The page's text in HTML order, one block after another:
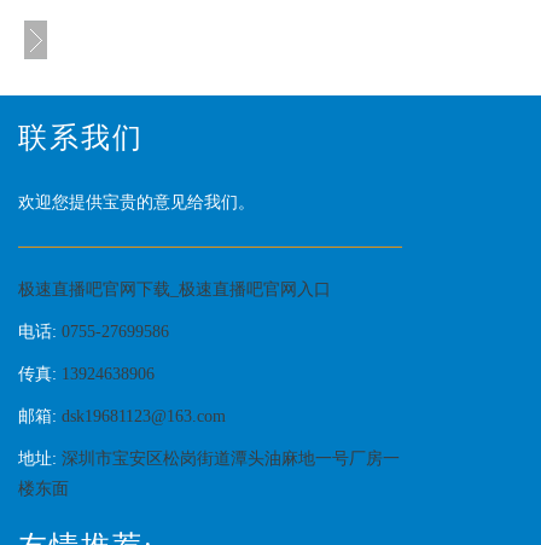
联系我们
欢迎您提供宝贵的意见给我们。
极速直播吧官网下载_极速直播吧官网入口
电话: 0755-27699586
传真: 13924638906
邮箱: dsk19681123@163.com
地址: 深圳市宝安区松岗街道潭头油麻地一号厂房一
楼东面